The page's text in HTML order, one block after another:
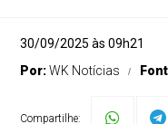
30/09/2025 às 09h21
Por:WK Notícias
Compartilhe: